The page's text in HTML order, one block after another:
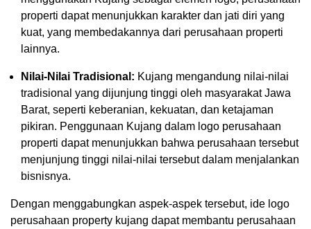
properti dapat menunjukkan karakter dan jati diri yang
kuat, yang membedakannya dari perusahaan properti
lainnya.
Nilai-Nilai Tradisional: Kujang mengandung nilai-nilai
tradisional yang dijunjung tinggi oleh masyarakat Jawa
Barat, seperti keberanian, kekuatan, dan ketajaman
pikiran. Penggunaan Kujang dalam logo perusahaan
properti dapat menunjukkan bahwa perusahaan tersebut
menjunjung tinggi nilai-nilai tersebut dalam menjalankan
bisnisnya.
Dengan menggabungkan aspek-aspek tersebut, ide logo
perusahaan property kujang dapat membantu perusahaan